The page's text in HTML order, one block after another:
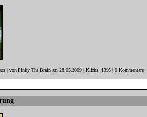
| von Pinky The Brain am 28.05.2009 | Klicks: 1395 | 0 Kommentare